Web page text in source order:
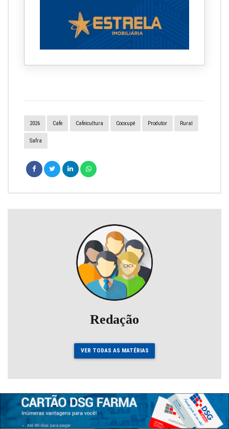
2026 Cafe Cafeicultura Cooxupé Produtor Rural
Safra
Redação
VER TODAS AS MATÉRIAS